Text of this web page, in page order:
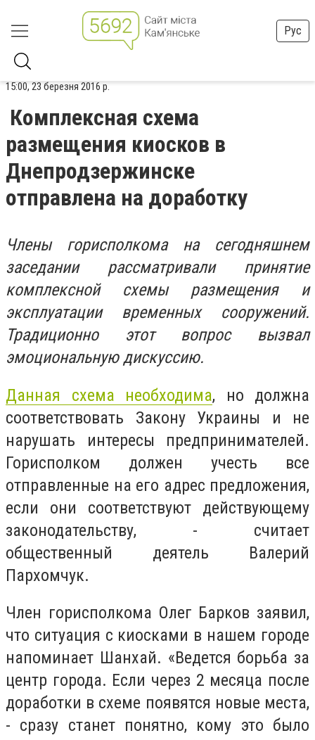
Рус
15:00, 23 березня 2016 р.
Комплексная схема
размещения киосков в
Днепродзержинске
отправлена на доработку
Члены горисполкома на сегодняшнем
заседании рассматривали принятие
комплексной схемы размещения и
эксплуатации временных сооружений.
Традиционно этот вопрос вызвал
эмоциональную дискуссию.
Данная схема необходима, но должна
соответствовать Закону Украины и не
нарушать интересы предпринимателей.
Горисполком должен учесть все
отправленные на его адрес предложения,
если они соответствуют действующему
законодательству, - считает
общественный деятель Валерий
Пархомчук.
Член горисполкома Олег Барков заявил,
что ситуация с киосками в нашем городе
напоминает Шанхай. «Ведется борьба за
центр города. Если через 2 месяца после
доработки в схеме появятся новые места,
- сразу станет понятно, кому это было